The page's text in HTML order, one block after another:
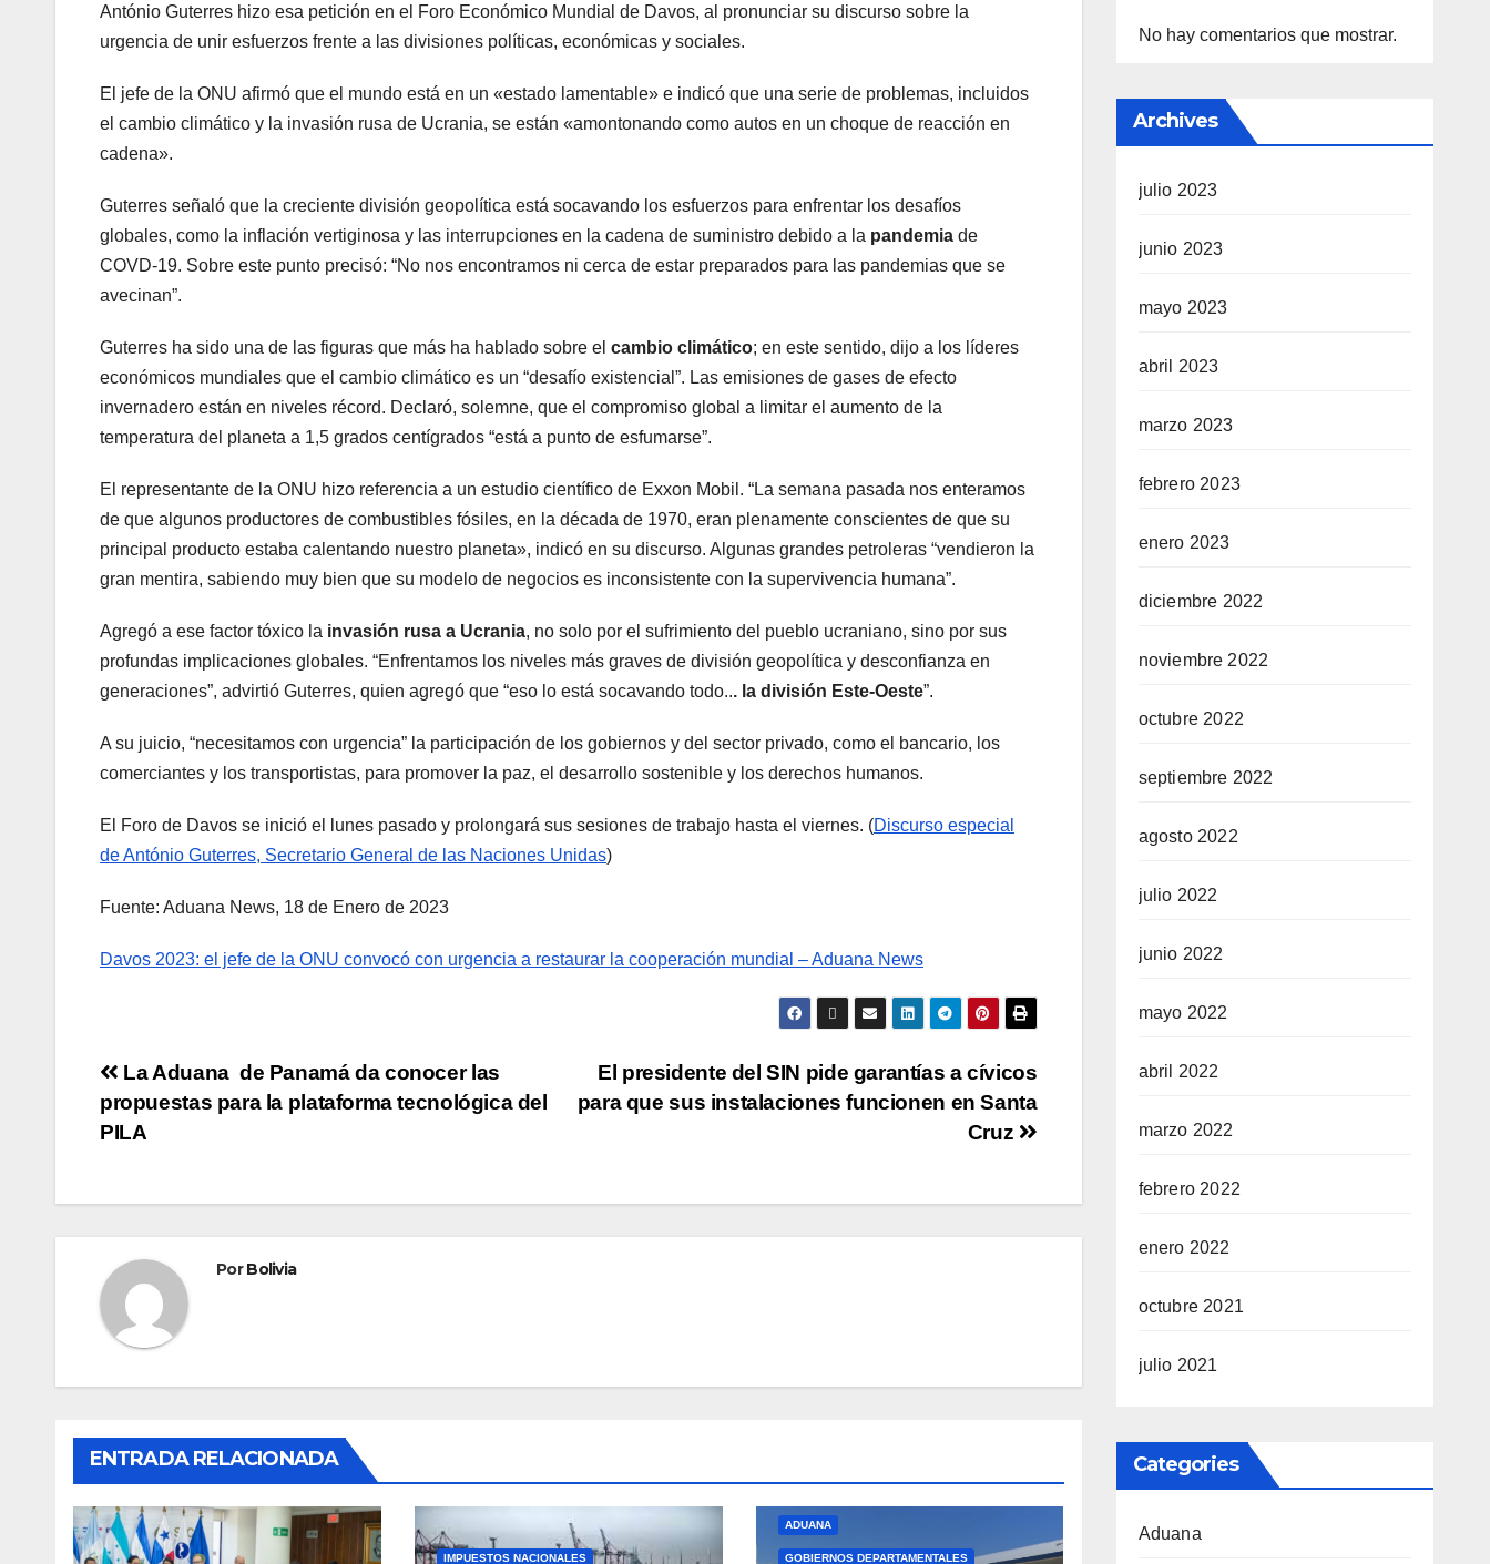
António Guterres hizo esa petición en el Foro Económico Mundial de Davos, al pronunciar su discurso sobre la
urgencia de unir esfuerzos frente a las divisiones políticas, económicas y sociales.
El jefe de la ONU afirmó que el mundo está en un «estado lamentable» e indicó que una serie de problemas, incluidos
el cambio climático y la invasión rusa de Ucrania, se están «amontonando como autos en un choque de reacción en
cadena».
Guterres señaló que la creciente división geopolítica está socavando los esfuerzos para enfrentar los desafíos
globales, como la inflación vertiginosa y las interrupciones en la cadena de suministro debido a la pandemia de
COVD-19. Sobre este punto precisó: “No nos encontramos ni cerca de estar preparados para las pandemias que se
avecinan”.
Guterres ha sido una de las figuras que más ha hablado sobre el cambio climático; en este sentido, dijo a los líderes
económicos mundiales que el cambio climático es un “desafío existencial”. Las emisiones de gases de efecto
invernadero están en niveles récord. Declaró, solemne, que el compromiso global a limitar el aumento de la
temperatura del planeta a 1,5 grados centígrados “está a punto de esfumarse”.
El representante de la ONU hizo referencia a un estudio científico de Exxon Mobil. “La semana pasada nos enteramos
de que algunos productores de combustibles fósiles, en la década de 1970, eran plenamente conscientes de que su
principal producto estaba calentando nuestro planeta», indicó en su discurso. Algunas grandes petroleras “vendieron la
gran mentira, sabiendo muy bien que su modelo de negocios es inconsistente con la supervivencia humana”.
Agregó a ese factor tóxico la invasión rusa a Ucrania, no solo por el sufrimiento del pueblo ucraniano, sino por sus
profundas implicaciones globales. “Enfrentamos los niveles más graves de división geopolítica y desconfianza en
generaciones”, advirtió Guterres, quien agregó que “eso lo está socavando todo... la división Este-Oeste”.
A su juicio, “necesitamos con urgencia” la participación de los gobiernos y del sector privado, como el bancario, los
comerciantes y los transportistas, para promover la paz, el desarrollo sostenible y los derechos humanos.
El Foro de Davos se inició el lunes pasado y prolongará sus sesiones de trabajo hasta el viernes. (Discurso especial
de António Guterres, Secretario General de las Naciones Unidas)
Fuente: Aduana News, 18 de Enero de 2023
Davos 2023: el jefe de la ONU convocó con urgencia a restaurar la cooperación mundial – Aduana News
El presidente del SIN pide garantías a cívicos
para que sus instalaciones funcionen en Santa
Cruz
La Aduana de Panamá da conocer las
propuestas para la plataforma tecnológica del
PILA
PorBolivia
ENTRADA RELACIONADA
IMPUESTOS NACIONALES
ADUANA
GOBIERNOS DEPARTAMENTALES
No hay comentarios que mostrar.
Archives
julio 2023
junio 2023
mayo 2023
abril 2023
marzo 2023
febrero 2023
enero 2023
diciembre 2022
noviembre 2022
octubre 2022
septiembre 2022
agosto 2022
julio 2022
junio 2022
mayo 2022
abril 2022
marzo 2022
febrero 2022
enero 2022
octubre 2021
julio 2021
Categories
Aduana